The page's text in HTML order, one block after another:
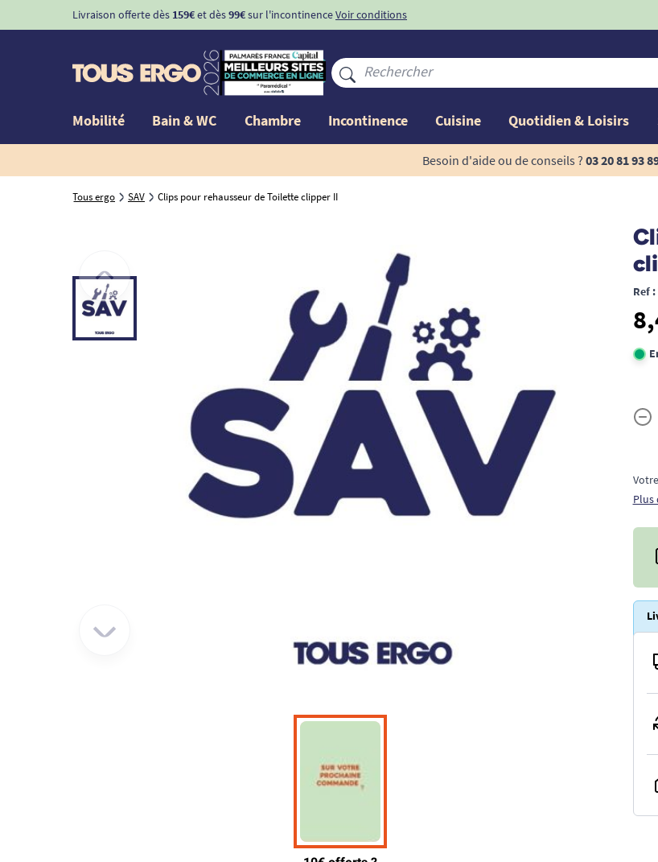
Livraison offerte dès 159€et dès99€sur l'incontinenceVoir conditions
Mobilité Bain & WC Chambre Incontinence Cuisine Quotidien & Loisirs
Besoin d'aide ou de conseils ? 03 20 81 93
Tous ergo SAV Clips pour rehausseur de Toilette clipper II
Ref :
-
Plus